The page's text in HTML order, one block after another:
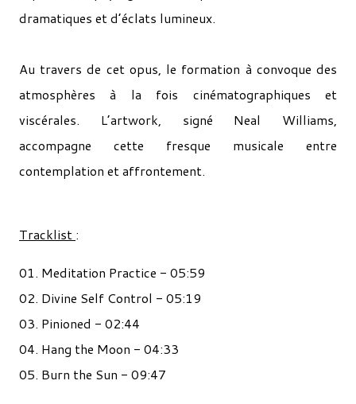
dramatiques et d’éclats lumineux.
Au travers de cet opus, le formation à convoque des
atmosphères à la fois cinématographiques et
viscérales. L’artwork, signé Neal Williams,
accompagne cette fresque musicale entre
contemplation et affrontement.
Tracklist :
01. Meditation Practice - 05:59
02. Divine Self Control - 05:19
03. Pinioned - 02:44
04. Hang the Moon - 04:33
05. Burn the Sun - 09:47